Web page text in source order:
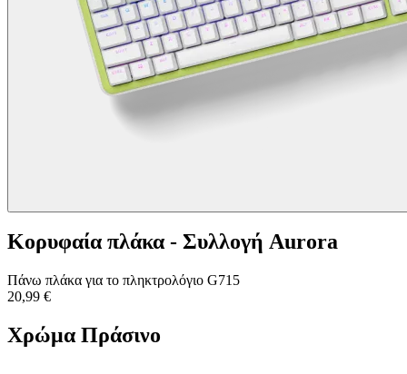
Κορυφαία πλάκα - Συλλογή Aurora
Πάνω πλάκα για το πληκτρολόγιο G715
20,99 €
Χρώμα Πράσινο